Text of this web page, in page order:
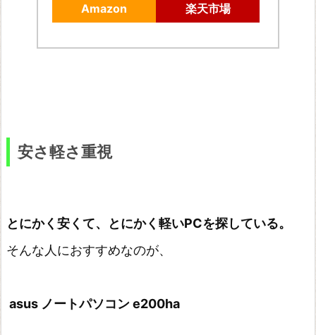
Amazon 楽天市場
安さ軽さ重視
とにかく安くて、とにかく軽いPCを探している。
そんな人におすすめなのが、
asus ノートパソコン e200ha